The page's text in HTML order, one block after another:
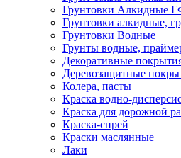
Грунтовки Алкидные
Грунтовки алкидные,
Грунтовки Водные
Грунты водные,
Декоративные
Деревозащитные
Колера, пасты
Краска водно-
Краска для дорожной
Краска-спрей
Краски маслянные
Лаки